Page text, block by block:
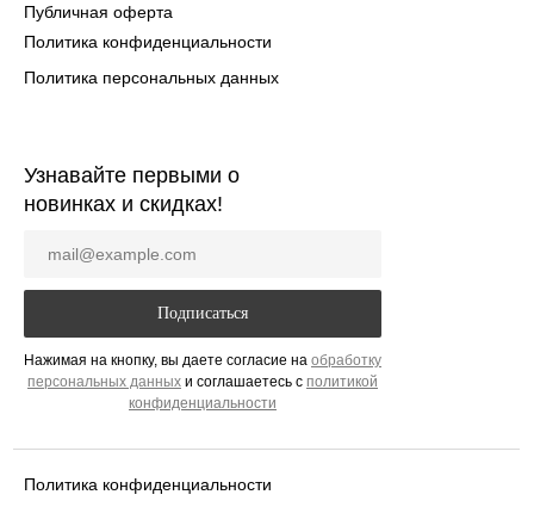
Политика персональных данных
Политика конфиденциальности
Публичная оферта
Политика конфиденциальности
Узнавайте первыми о
новинках и скидках!
Подписаться
Нажимая на кнопку, вы даете согласие на обработку
персональных данных и соглашаетесь c политикой
конфиденциальности